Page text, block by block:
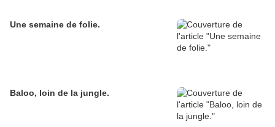
Une semaine de folie.
Baloo, loin de la jungle.